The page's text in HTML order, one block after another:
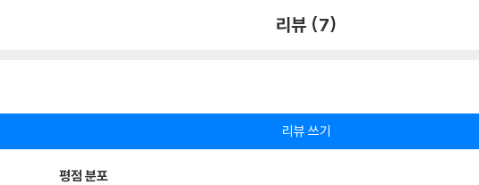
리뷰 (7)
리뷰 쓰기
평점 분포